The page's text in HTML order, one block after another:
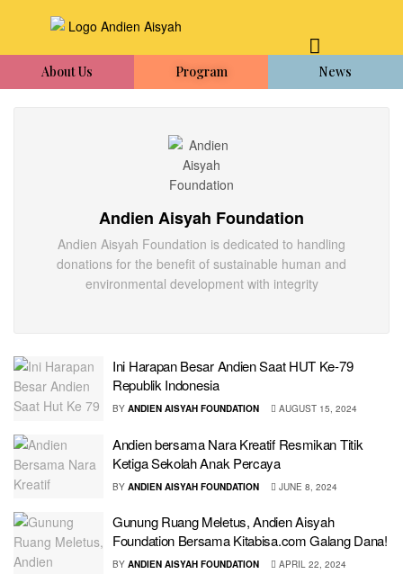
About Us Program News
Andien Aisyah Foundation
Andien Aisyah Foundation is dedicated to handling
donations for the benefit of sustainable human and
environmental development with integrity
Ini Harapan Besar Andien Saat HUT Ke-79
Republik Indonesia
BY ANDIEN AISYAH FOUNDATION AUGUST 15, 2024
Andien bersama Nara Kreatif Resmikan Titik
Ketiga Sekolah Anak Percaya
BY ANDIEN AISYAH FOUNDATION JUNE 8, 2024
Gunung Ruang Meletus, Andien Aisyah
Foundation Bersama Kitabisa.com Galang Dana!
BY ANDIEN AISYAH FOUNDATION APRIL 22, 2024